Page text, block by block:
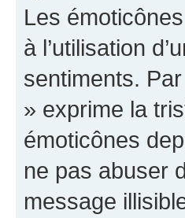
Les
à l’utilisation
sentiments.
» exprime la
émoticônes
ne pas abuser
message